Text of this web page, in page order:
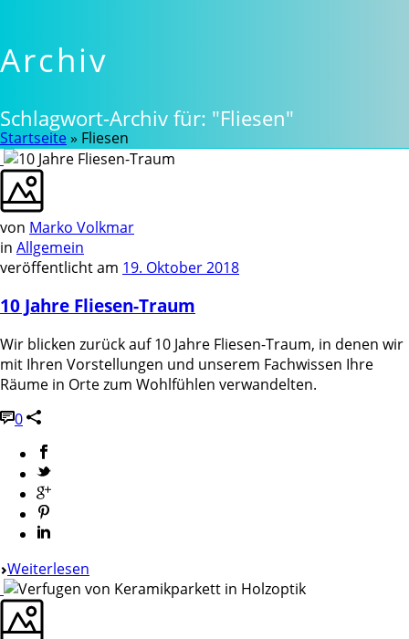
Archiv
Schlagwort-Archiv für: "Fliesen"
Startseite» Fliesen
von Marko Volkmar
in Allgemein
veröffentlicht am 19. Oktober 2018
10 Jahre Fliesen-Traum
Wir blicken zurück auf 10 Jahre Fliesen-Traum, in denen wir
mit Ihren Vorstellungen und unserem Fachwissen Ihre
Räume in Orte zum Wohlfühlen verwandelten.
0
Weiterlesen